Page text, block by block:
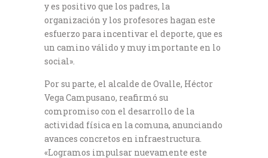
y es positivo que los padres, la
organización y los profesores hagan este
esfuerzo para incentivar el deporte, que es
un camino válido y muy importante en lo
social».
Por su parte, el alcalde de Ovalle, Héctor
Vega Campusano, reafirmó su
compromiso con el desarrollo de la
actividad física en la comuna, anunciando
avances concretos en infraestructura.
«Logramos impulsar nuevamente este